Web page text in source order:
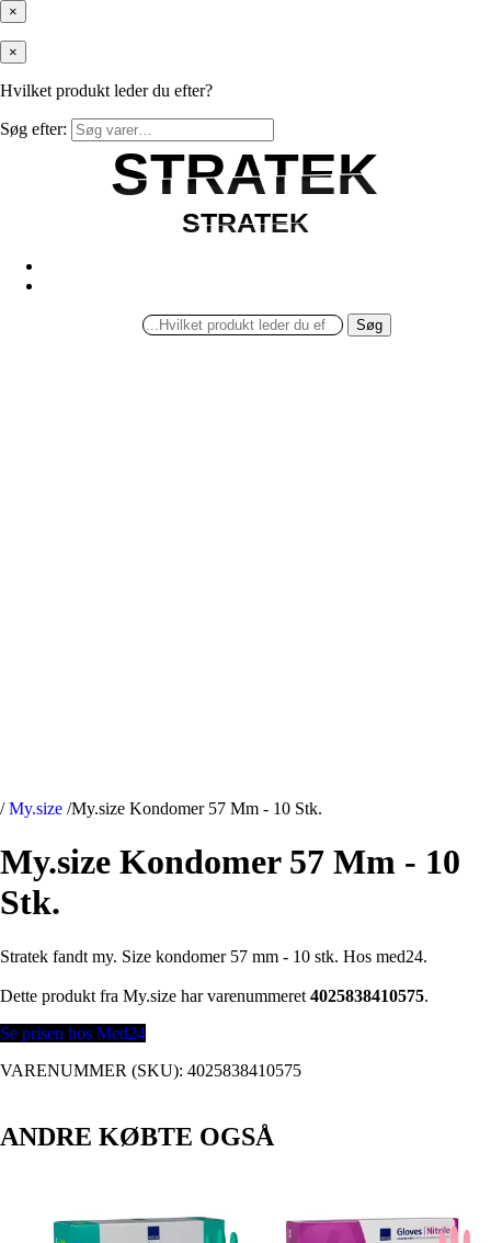
×
×
Hvilket produkt leder du efter?
Søg efter:
STRATEK
STRATEK
STRATEK
STRATEK
Søg
/ My.size /My.size Kondomer 57 Mm - 10 Stk.
My.size Kondomer 57 Mm - 10
Stk.
Stratek fandt my. Size kondomer 57 mm - 10 stk. Hos med24.
Dette produkt fra My.size har varenummeret 4025838410575.
Se prisen hos Med24
VARENUMMER (SKU): 4025838410575
ANDRE KØBTE OGSÅ